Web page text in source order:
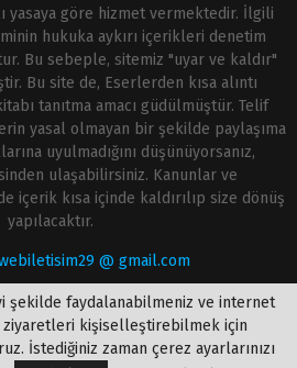
yasaya göre hizmet vermektedir. İlgili
hukuka aykırı içerikleri denetim
Bu sebeple, sitemiz "uyar ve kaldır"
Bu site de, Eserlerden kısa alıntı
tanıtma amacı güdülmüştür. Telif
yasal olmayan bir şekilde paylaşıma
uyulmadığını düşünüyorsanız,
ulaşabilirsiniz. Kanunlar ve
içerik kısa içinde kaldırılıp size dönüş
yapılacaktır.
@ gmail.com
şekilde faydalanabilmeniz ve internet
ziyaretleri kişiselleştirebilmek için
İstediğiniz zaman çerez ayarlarınızı